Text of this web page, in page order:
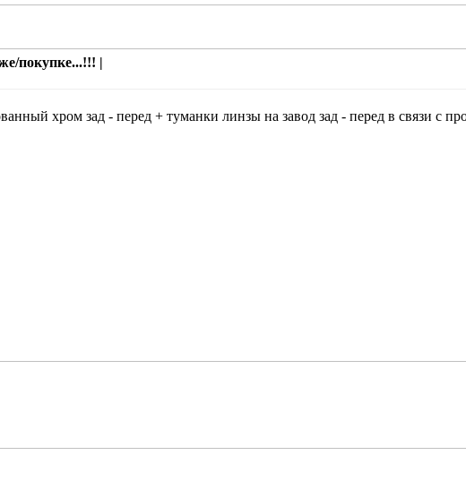
покупке...!!! |
хром зад - перед + туманки линзы на завод зад - перед в связи с